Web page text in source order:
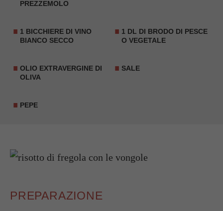
PREZZEMOLO
1 BICCHIERE DI VINO
BIANCO SECCO
1 DL DI BRODO DI PESCE
O VEGETALE
OLIO EXTRAVERGINE DI
OLIVA
SALE
PEPE
PREPARAZIONE